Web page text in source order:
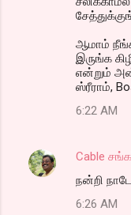
ஆமாம்
இருங்க
என்றும்
ஸ்ரீராம்,
6:22 AM
Cable
நன்றி
6:26 AM